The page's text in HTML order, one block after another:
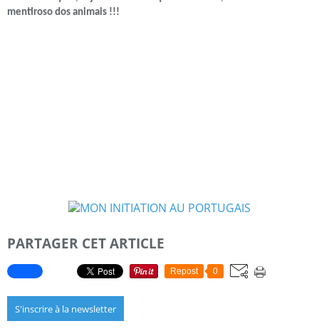
mentiroso dos animais !!!
PARTAGER CET ARTICLE
Repost 0
S'inscrire à la newsletter